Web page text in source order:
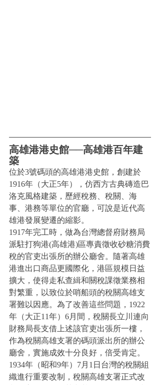
高雄港港史館──高雄港百年建
築
位於3號碼頭的高雄港港史館，創建於
1916年（大正5年），仿西方古典磚造巴
洛克風格建築，歷經稅務、稅關、海
事、港務等單位的官廳，可說是近代高
雄港發展變遷的縮影。
1917年完工時，做為台灣總督府財務局
派駐打狗港(高雄港)區專責徵收砂糖消費
稅的官吏出張所的辦公廳舍。隨著高雄
港進出口商品更國際化，港區規模日益
擴大，使得走私查緝和關稅課徵業務相
對繁重，以致位於哨船頭的稅關高雄支
署難以因應。為了改善這些問題，1922
年（大正11年）6月間，稅關長立川連向
財務局長支借上述該官吏出張所一樓，
作為稅關高雄支署的碼頭派出所的辦公
廳舍，實施成效十分良好，倍受肯定。
1934年（昭和9年）7月1日台灣的稅關組
織進行重要改制，稅關高雄支署正式改